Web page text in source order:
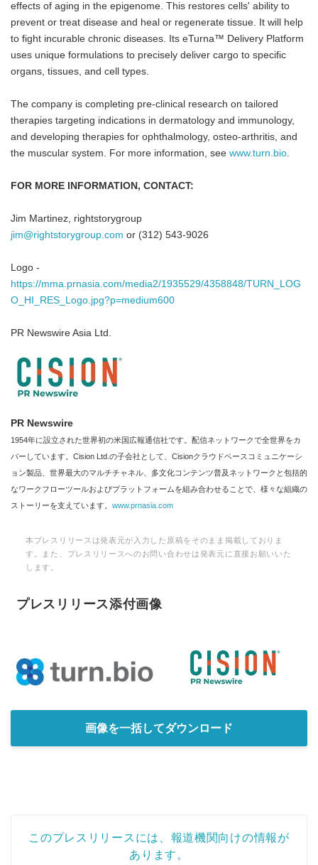
effects of aging in the epigenome. This restores cells' ability to
prevent or treat disease and heal or regenerate tissue. It will help
to fight incurable chronic diseases. Its eTurna™ Delivery Platform
uses unique formulations to precisely deliver cargo to specific
organs, tissues, and cell types.
The company is completing pre-clinical research on tailored
therapies targeting indications in dermatology and immunology,
and developing therapies for ophthalmology, osteo-arthritis, and
the muscular system. For more information, see www.turn.bio.
FOR MORE INFORMATION, CONTACT:
Jim Martinez, rightstorygroup
jim@rightstorygroup.com or (312) 543-9026
Logo -
https://mma.prnasia.com/media2/1935529/4358848/TURN_LOG
O_HI_RES_Logo.jpg?p=medium600
PR Newswire Asia Ltd.
PR Newswire
1954年に設立された世界初の米国広報通信社です。配信ネットワークで全世界をカ
バーしています。Cision Ltd.の子会社として、Cisionクラウドベースコミュニケーシ
ョン製品、世界最大のマルチチャネル、多文化コンテンツ普及ネットワークと包括的
なワークフローツールおよびプラットフォームを組み合わせることで、様々な組織の
ストーリーを支えています。 www.prnasia.com
本プレスリリースは発表元が入力した原稿をそのまま掲載しておりま
す。また、プレスリリースへのお問い合わせは発表元に直接お願いいた
します。
プレスリリース添付画像
画像を一括してダウンロード
このプレスリリースには、報道機関向けの情報が
あります。